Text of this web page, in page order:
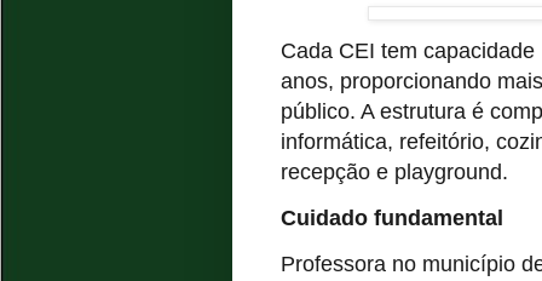
Cada CEI tem
anos, proporcionando
público. A estrutura é
informática, refeitório,
recepção e playground.
Cuidado fundamental
Professora no município